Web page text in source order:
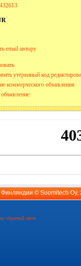
email автору
утерянный код
коммерческого объявления
Финляндии © Suomitech Oy,
обратной связи